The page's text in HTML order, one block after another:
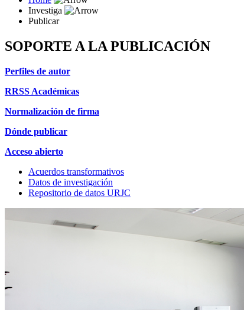
Investiga
Publicar
SOPORTE A LA PUBLICACIÓN
Perfiles de autor
RRSS Académicas
Normalización de firma
Dónde publicar
Acceso abierto
Acuerdos transformativos
Datos de investigación
Repositorio de datos URJC